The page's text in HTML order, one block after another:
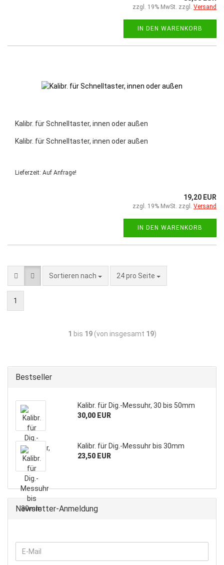
zzgl. 19% MwSt. zzgl. Versand
IN DEN WARENKORB
Kalibr. für Schnelltaster, innen oder außen
Kalibr. für Schnelltaster, innen oder außen
Lieferzeit: Auf Anfrage!
19,20 EUR
zzgl. 19% MwSt. zzgl. Versand
IN DEN WARENKORB
Sortieren nach 24 pro Seite
1
1 bis 19(von insgesamt 19)
Bestseller
Kalibr. für Dig.-Messuhr, 30 bis 50mm
30,00 EUR
Kalibr. für Dig.-Messuhr bis 30mm
23,50 EUR
Newsletter-Anmeldung